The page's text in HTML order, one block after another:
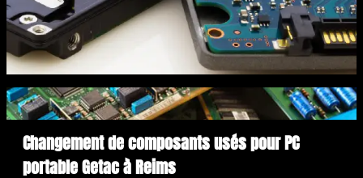
Changement de composants usés pour PC
portable Getac à Reims